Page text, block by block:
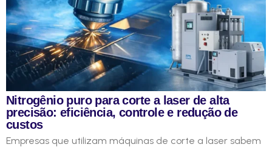
Nitrogênio puro para corte a laser de alta
precisão: eficiência, controle e redução de
custos
Empresas que utilizam máquinas de corte a laser sabem